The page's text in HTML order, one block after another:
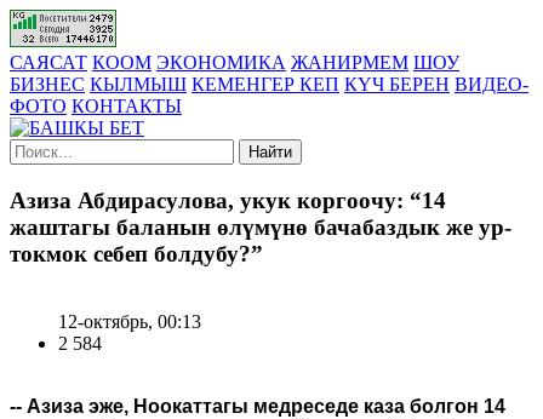
САЯСАТ КООМ ЭКОНОМИКА ЖАНИРМЕМ ШОУ
БИЗНЕС КЫЛМЫШ КЕМЕНГЕР КЕП КҮЧ БЕРЕН ВИДЕО-
ФОТО КОНТАКТЫ
Найти
Азиза Абдирасулова, укук коргоочу: “14
жаштагы баланын өлүмүнө бачабаздык же ур-
токмок себеп болдубу?”
12-октябрь, 00:13
2 584
-- Азиза эже, Ноокаттагы медреседе каза болгон 14